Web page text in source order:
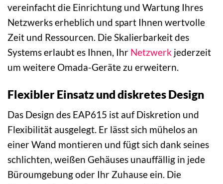
vereinfacht die Einrichtung und Wartung Ihres
Netzwerks erheblich und spart Ihnen wertvolle
Zeit und Ressourcen. Die Skalierbarkeit des
Systems erlaubt es Ihnen, Ihr Netzwerk jederzeit
um weitere Omada-Geräte zu erweitern.
Flexibler Einsatz und diskretes Design
Das Design des EAP615 ist auf Diskretion und
Flexibilität ausgelegt. Er lässt sich mühelos an
einer Wand montieren und fügt sich dank seines
schlichten, weißen Gehäuses unauffällig in jede
Büroumgebung oder Ihr Zuhause ein. Die